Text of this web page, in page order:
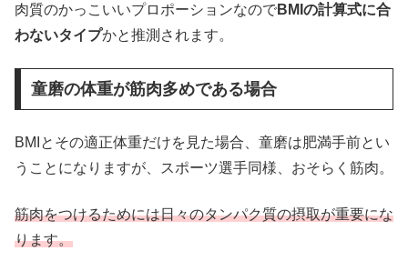
肉質のかっこいいプロポーションなのでBMIの計算式に合
わないタイプかと推測されます。
童磨の体重が筋肉多めである場合
BMIとその適正体重だけを見た場合、童磨は肥満手前とい
うことになりますが、スポーツ選手同様、おそらく筋肉。
筋肉をつけるためには日々のタンパク質の摂取が重要にな
ります。